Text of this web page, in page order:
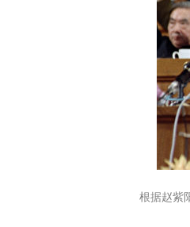
根据赵紫